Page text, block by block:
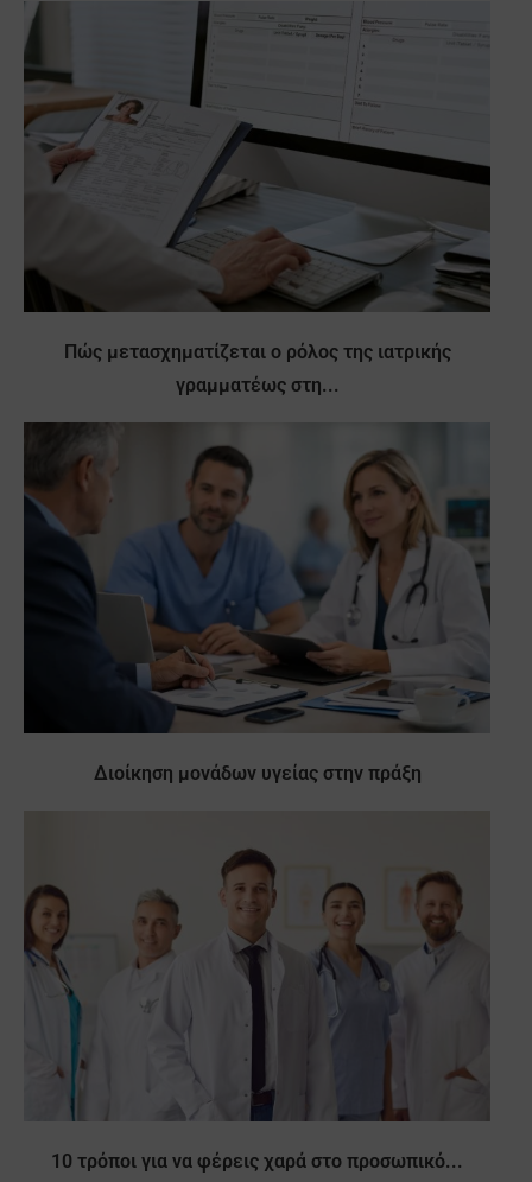
Πώς μετασχηματίζεται ο ρόλος της ιατρικής
γραμματέως στη...
Διοίκηση μονάδων υγείας στην πράξη
10 τρόποι για να φέρεις χαρά στο προσωπικό...